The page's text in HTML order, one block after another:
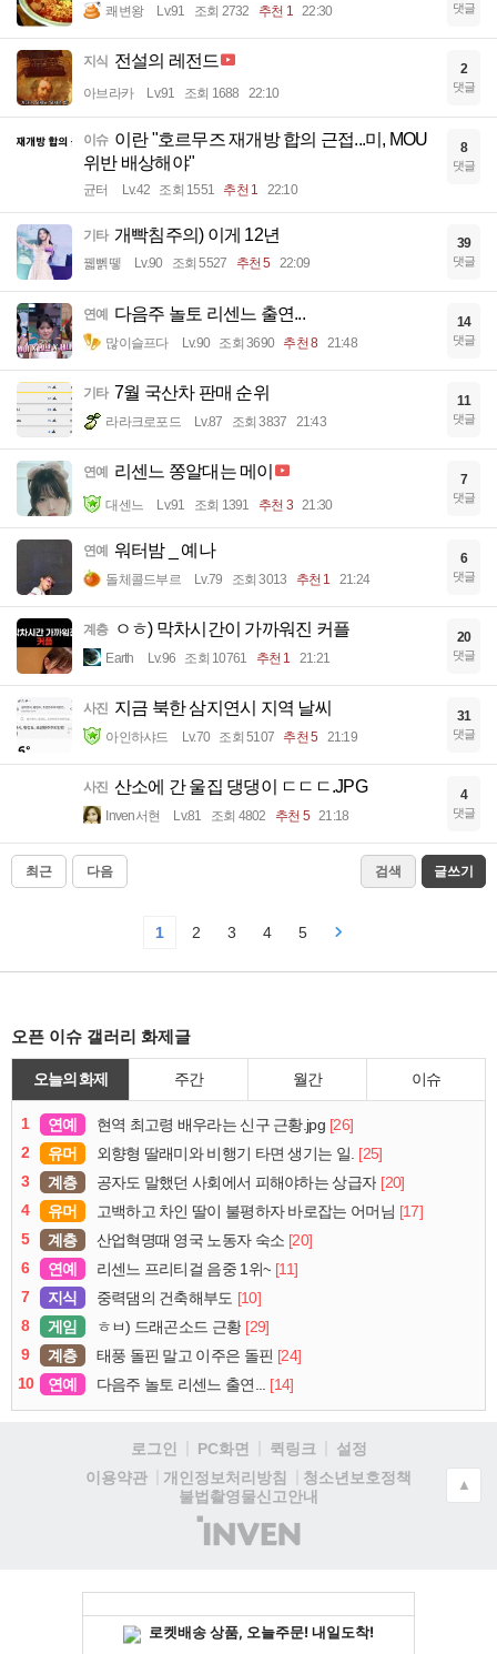
쾌변왕 Lv.91 조회 2732 추천 1 22:30 댓글
지식 전설의 레전드
아브라카 Lv.91 조회 1688 22:10
2
댓글
이슈 이란 "호르무즈 재개방 합의 근접...미, MOU
위반 배상해야"
균터 Lv.42 조회 1551 추천 1 22:10
8
댓글
기타 개빡침주의) 이게 12년
꿻뻵뗗 Lv.90 조회 5527 추천 5 22:09
39
댓글
연예 다음주 놀토 리센느 출연...
많이슬프다 Lv.90 조회 3690 추천 8 21:48
14
댓글
기타 7월 국산차 판매 순위
라라크로포드 Lv.87 조회 3837 21:43
11
댓글
연예 리센느 쫑알대는 메이
대센느 Lv.91 조회 1391 추천 3 21:30
7
댓글
연예 워터밤 _ 예나
돌체콜드부르 Lv.79 조회 3013 추천 1 21:24
6
댓글
계층 ㅇㅎ) 막차시간이 가까워진 커플
Earth Lv.96 조회 10761 추천 1 21:21
20
댓글
사진 지금 북한 삼지연시 지역 날씨
아인하샤드 Lv.70 조회 5107 추천 5 21:19
31
댓글
사진 산소에 간 울집 댕댕이 ㄷㄷㄷ.JPG
Inven서현 Lv.81 조회 4802 추천 5 21:18
4
댓글
최근 다음 검색 글쓰기
1 2 3 4 5
오픈 이슈 갤러리 화제글
오늘의 화제 주간 월간 이슈
1 연예 현역 최고령 배우라는 신구 근황.jpg [26]
2
유머 외향형 딸래미와 비행기 타면 생기는 일. [25]
3
계층 공자도 말했던 사회에서 피해야하는 상급자 [20]
4
유머 고백하고 차인 딸이 불평하자 바로잡는 어머님 [17]
5
계층 산업혁명때 영국 노동자 숙소 [20]
6
연예 리센느 프리티걸 음중 1위~ [11]
7
지식 중력댐의 건축해부도 [10]
8
게임 ㅎㅂ) 드래곤소드 근황 [29]
9
계층 태풍 돌핀 말고 이주은 돌핀 [24]
10
연예 다음주 놀토 리센느 출연... [14]
로그인 PC화면 퀵링크
설정
이용약관
개인정보처리방침
청소년보호정책
불법촬영물신고안내
(주)
인
▲